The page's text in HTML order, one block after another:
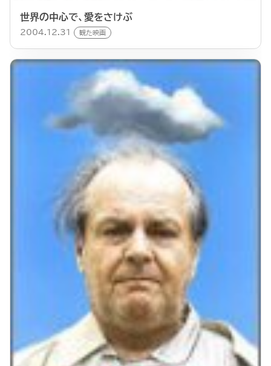
世界の中心で、愛をさけぶ
2004.12.31 観た映画